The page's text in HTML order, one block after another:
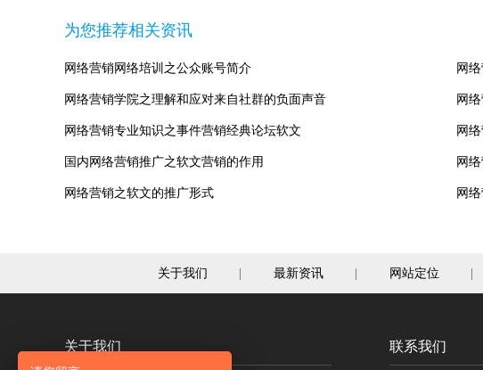
为您推荐相关资讯
网络营销网络培训之公众账号简介 网
网络营销学院之理解和应对来自社群的负面声音 网
网络营销专业知识之事件营销经典论坛软文 网
国内网络营销推广之软文营销的作用 网
网络营销之软文的推广形式 网
关于我们 最新资讯 网站定位
关于我们 联系我们